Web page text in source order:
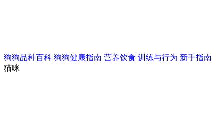
狗狗品种百科 狗狗健康指南 营养饮食 训练与行为 新手指南
猫咪